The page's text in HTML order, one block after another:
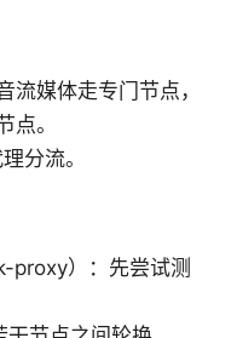
流媒体走专门节点，
点。
分流。
）：先尝试测